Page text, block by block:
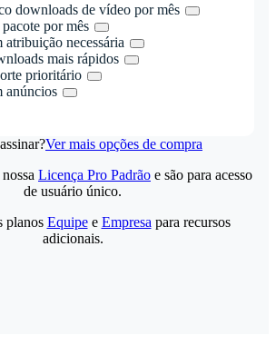
downloads de vídeo por mês
por mês
atribuição necessária
mais rápidos
prioritário
anúncios
Ver mais opções de compra
Licença Pro Padrão e são para acesso
de usuário único.
planos Equipee Empresa para recursos
adicionais.